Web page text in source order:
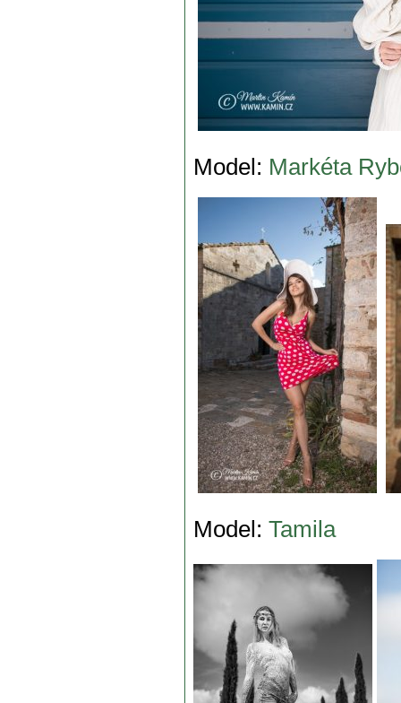
Model: Markéta
Model: Tamila